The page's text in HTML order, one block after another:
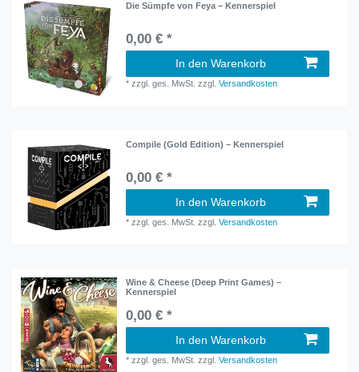
Die Sümpfe von Feya – Kennerspiel
0,00 € *
In den Warenkorb
*zzgl. ges. MwSt. zzgl.Versandkosten
Compile (Gold Edition) – Kennerspiel
0,00 € *
In den Warenkorb
*zzgl. ges. MwSt. zzgl.Versandkosten
Wine & Cheese (Deep Print Games) –
Kennerspiel
0,00 € *
In den Warenkorb
*zzgl. ges. MwSt. zzgl.Versandkosten